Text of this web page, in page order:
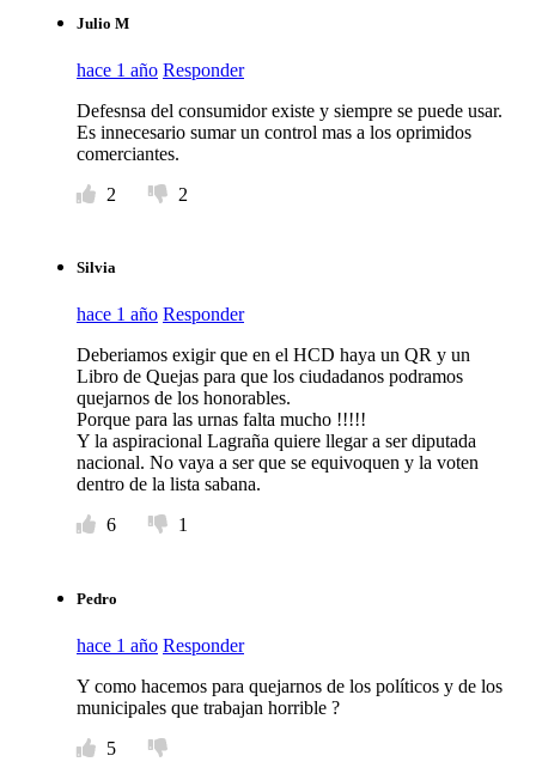
Julio M
hace 1 año Responder
Defesnsa del consumidor existe y siempre se puede usar.
Es innecesario sumar un control mas a los oprimidos
comerciantes.
2
2
Silvia
hace 1 año Responder
Deberiamos exigir que en el HCD haya un QR y un
Libro de Quejas para que los ciudadanos podramos
quejarnos de los honorables.
Porque para las urnas falta mucho !!!!!
Y la aspiracional Lagraña quiere llegar a ser diputada
nacional. No vaya a ser que se equivoquen y la voten
dentro de la lista sabana.
6
1
Pedro
hace 1 año Responder
Y como hacemos para quejarnos de los políticos y de los
municipales que trabajan horrible ?
5